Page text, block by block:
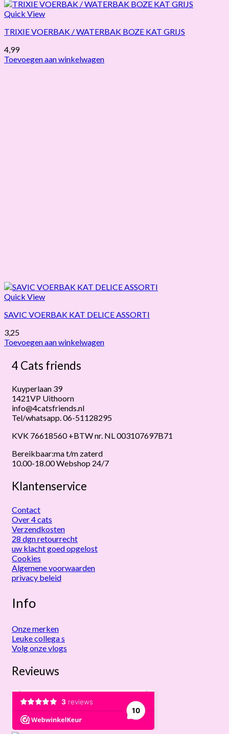
Quick View
TRIXIE VOERBAK / WATERBAK BOZE KAT GRIJS
4,99
Toevoegen aan winkelwagen
Quick View
SAVIC VOERBAK KAT DELICE ASSORTI
3,25
Toevoegen aan winkelwagen
4 Cats friends
Kuyperlaan 39
1421VP Uithoorn
info@4catsfriends.nl
Tel/whatsapp. 06-51128295
KVK 76618560 +BTW nr. NL 003107697B71
Bereikbaar:ma t/m zaterd
10.00-18.00 Webshop 24/7
Klantenservice
Contact
Over 4 cats
Verzendkosten
28 dgn retourrecht
uw klacht goed opgelost
Cookies
Algemene voorwaarden
privacy beleid
Info
Onze merken
Leuke collega s
Volg onze vlogs
Revieuws